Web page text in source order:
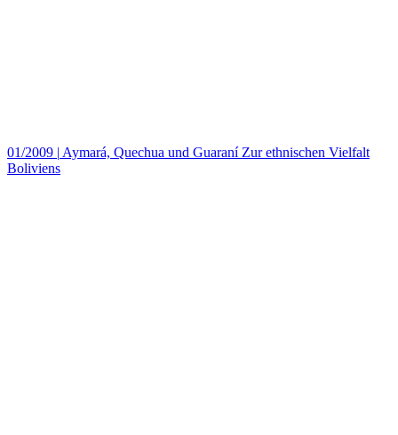
01/2009 | Aymará, Quechua und Guaraní Zur ethnischen Vielfalt
Boliviens